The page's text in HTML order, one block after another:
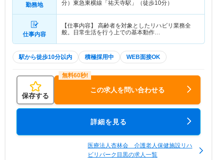
勤務地
分）東急東横線「祐天寺駅」（徒歩10分）
仕事内容
【仕事内容】 高齢者を対象としたリハビリ業務全
般。日常生活を行う上での基本動作…
駅から徒歩10分以内 積極採用中 WEB面接OK
保存する
この求人を問い合わせる
詳細を見る
医療法人杏林会 介護老人保健施設リハ
ビリパーク目黒の求人一覧